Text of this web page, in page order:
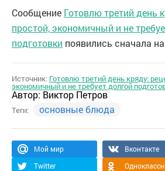
Сообщение Готовлю третий день
простой, экономичный и не
подготовки появились сначала на
Источник: Готовлю третий день кряду:
экономичный и не требует долгой
Автор:Виктор Петров
Теги: основные блюда
Мой мир
Вконтакте
Twitter